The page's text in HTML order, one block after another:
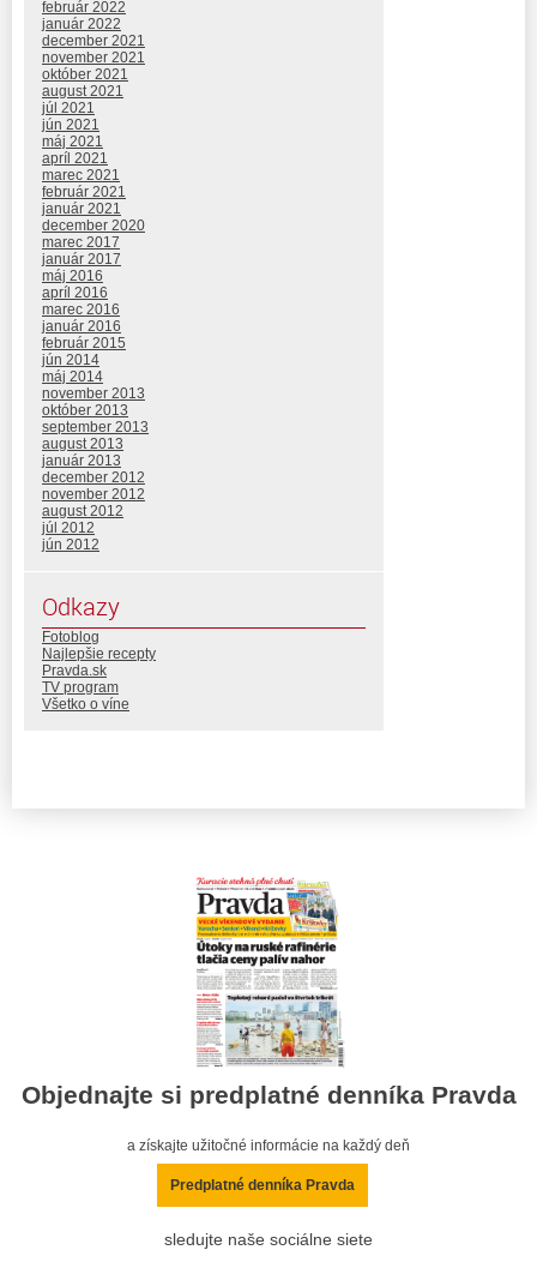
február 2022
január 2022
december 2021
november 2021
október 2021
august 2021
júl 2021
jún 2021
máj 2021
apríl 2021
marec 2021
február 2021
január 2021
december 2020
marec 2017
január 2017
máj 2016
apríl 2016
marec 2016
január 2016
február 2015
jún 2014
máj 2014
november 2013
október 2013
september 2013
august 2013
január 2013
december 2012
november 2012
august 2012
júl 2012
jún 2012
Odkazy
Fotoblog
Najlepšie recepty
Pravda.sk
TV program
Všetko o víne
Objednajte si predplatné denníka Pravda
a získajte užitočné informácie na každý deň
Predplatné denníka Pravda
sledujte naše sociálne siete